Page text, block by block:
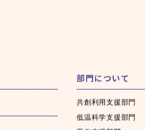
部門について
低温科学支援部門